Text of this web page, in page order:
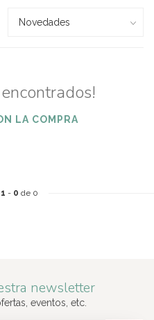
LA COMPRA
1 - 0 de 0
newsletter
eventos, etc.